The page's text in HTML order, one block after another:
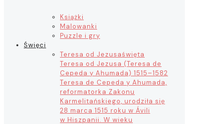
Książki
Malowanki
Puzzle i gry
Święci
Teresa od Jezusaświęta
Teresa od Jezusa (Teresa de
Cepeda y Ahumada) 1515–1582
Teresa de Cepeda y Ahumada,
reformatorka Zakonu
Karmelitańskiego, urodziła się
28 marca 1515 roku w Ávili
w Hiszpanii. W wieku